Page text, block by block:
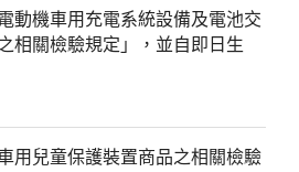
動機車用充電系統設備及電池交
相關檢驗規定」，並自即日生
用兒童保護裝置商品之相關檢驗